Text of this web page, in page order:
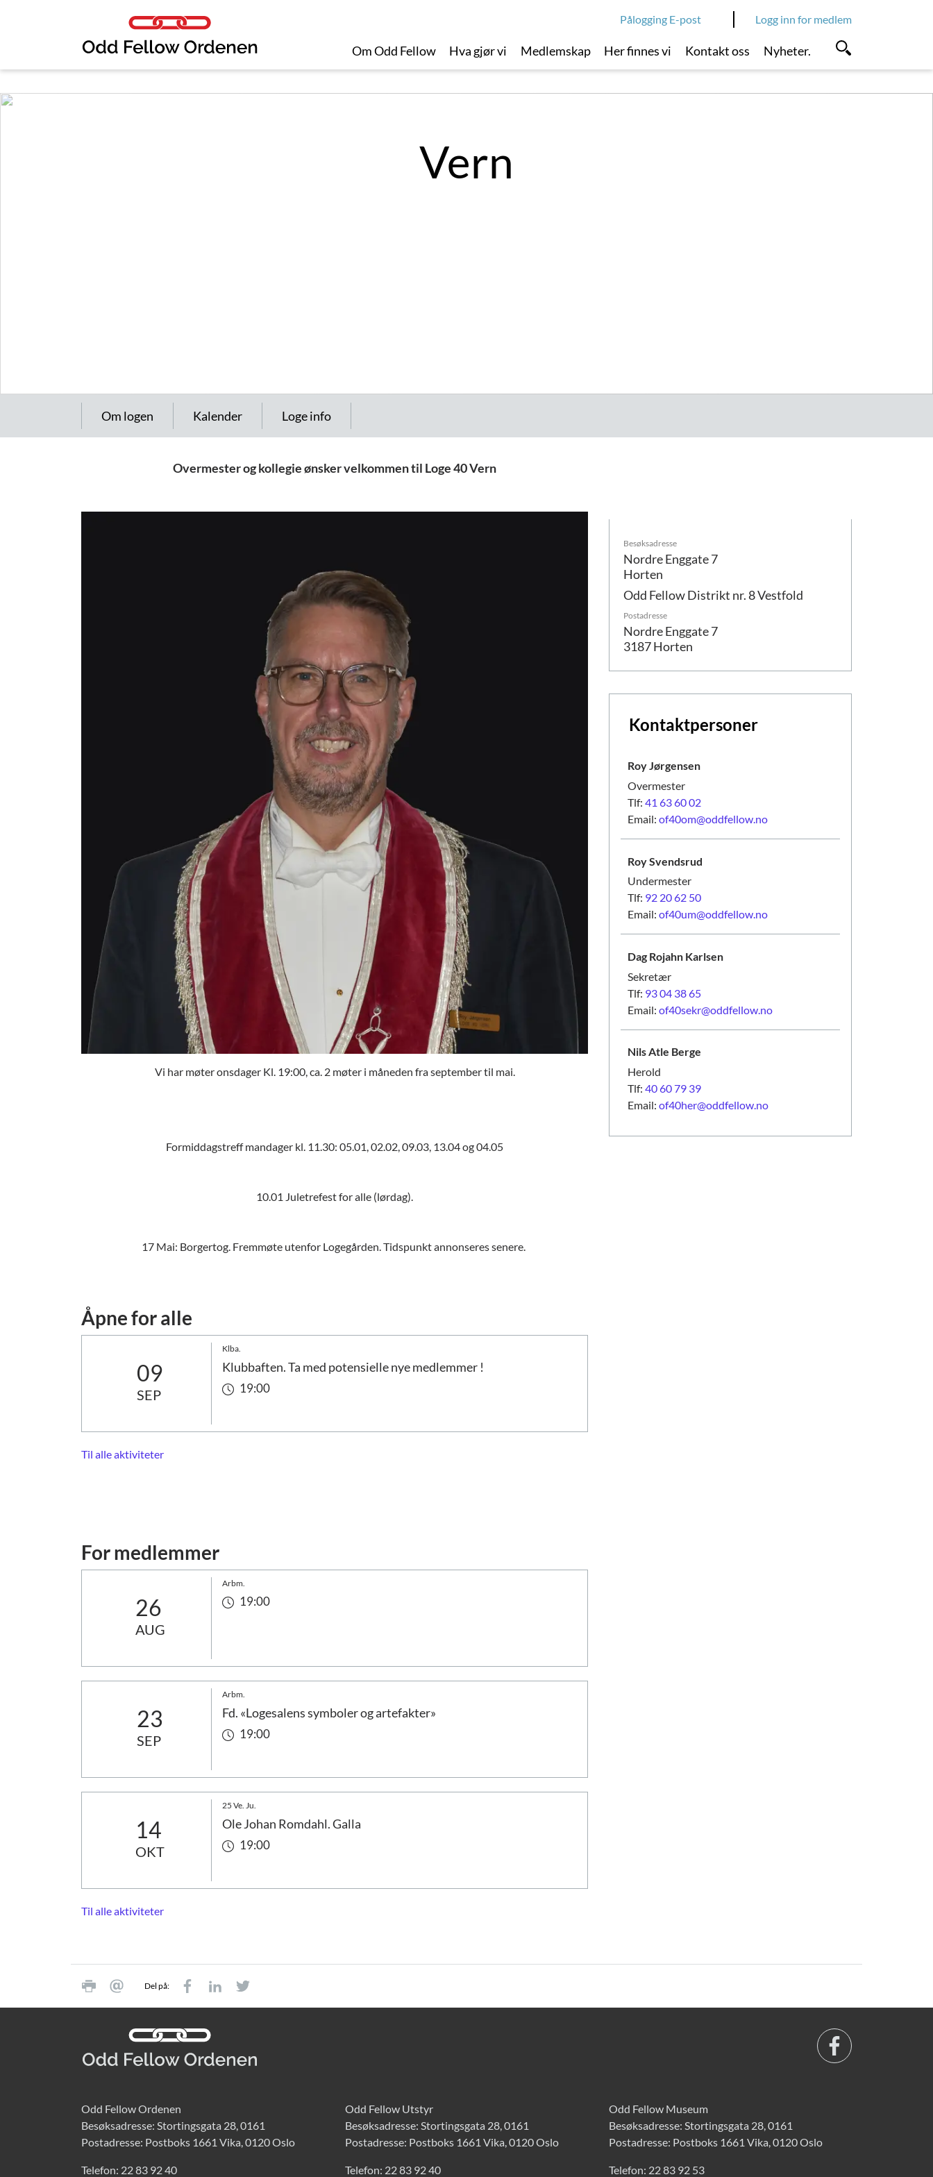
Logg inn for medlem
Pålogging E-post
Om Odd Fellow Hva gjør vi Medlemskap Her finnes vi Kontakt oss Nyheter.
Vern
Om logen Kalender Loge info
Overmester og kollegie ønsker velkommen til Loge 40 Vern
Vi har møter onsdager Kl. 19:00, ca. 2 møter i måneden fra september til mai.
Formiddagstreff mandager kl. 11.30: 05.01, 02.02, 09.03, 13.04 og 04.05
10.01 Juletrefest for alle (lørdag).
17 Mai: Borgertog. Fremmøte utenfor Logegården. Tidspunkt annonseres senere.
Åpne for alle
09
SEP
Klba.
Klubbaften. Ta med potensielle nye medlemmer !
19:00
Til alle aktiviteter
For medlemmer
26
AUG
Arbm.
19:00
23
SEP
Arbm.
Fd. «Logesalens symboler og artefakter»
19:00
14
OKT
25 Ve. Ju.
Ole Johan Romdahl. Galla
19:00
Til alle aktiviteter
Besøksadresse
Nordre Enggate 7
Horten
Odd Fellow Distrikt nr. 8 Vestfold
Postadresse
Nordre Enggate 7
3187 Horten
Kontaktpersoner
RoyJørgensen
Overmester
Tlf: 41 63 60 02
Email: of40om@oddfellow.no
RoySvendsrud
Undermester
Tlf: 92 20 62 50
Email: of40um@oddfellow.no
Dag Rojahn Karlsen
Sekretær
Tlf: 93 04 38 65
Email: of40sekr@oddfellow.no
Nils Atle Berge
Herold
Tlf: 40 60 79 39
Email: of40her@oddfellow.no
Del på:
Odd Fellow Ordenen
Besøksadresse: Stortingsgata 28, 0161
Postadresse: Postboks 1661 Vika, 0120 Oslo
Telefon: 22 83 92 40
Odd Fellow Utstyr
Besøksadresse: Stortingsgata 28, 0161
Postadresse: Postboks 1661 Vika, 0120 Oslo
Telefon: 22 83 92 40
Odd Fellow Museum
Besøksadresse: Stortingsgata 28, 0161
Postadresse: Postboks 1661 Vika, 0120 Oslo
Telefon: 22 83 92 53